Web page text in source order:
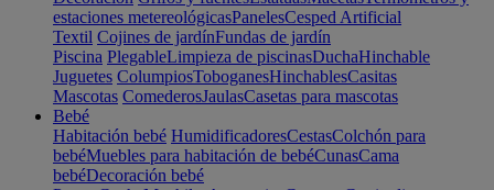
estaciones metereológicasPanelesCesped Artificial
Textil Cojines de jardínFundas de jardín
Piscina PlegableLimpieza de piscinasDuchaHinchable
Juguetes ColumpiosToboganesHinchablesCasitas
Mascotas ComederosJaulasCasetas para mascotas
Bebé
Habitación bebé HumidificadoresCestasColchón para
bebéMuebles para habitación de bebéCunasCama
bebéDecoración bebé